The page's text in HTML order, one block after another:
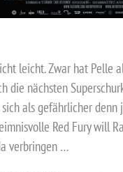
leicht. Zwar hat Pelle
die nächsten
als gefährlicher denn
Red Fury will
verbringen …